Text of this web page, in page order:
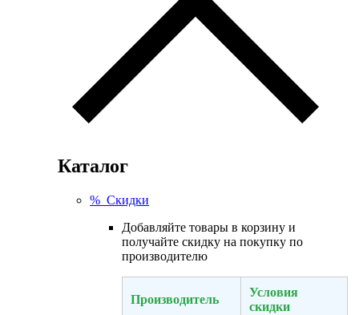
Каталог
% Скидки
Добавляйте товары в корзину и
получайте скидку на покупку по
производителю
Производитель
Условия
скидки